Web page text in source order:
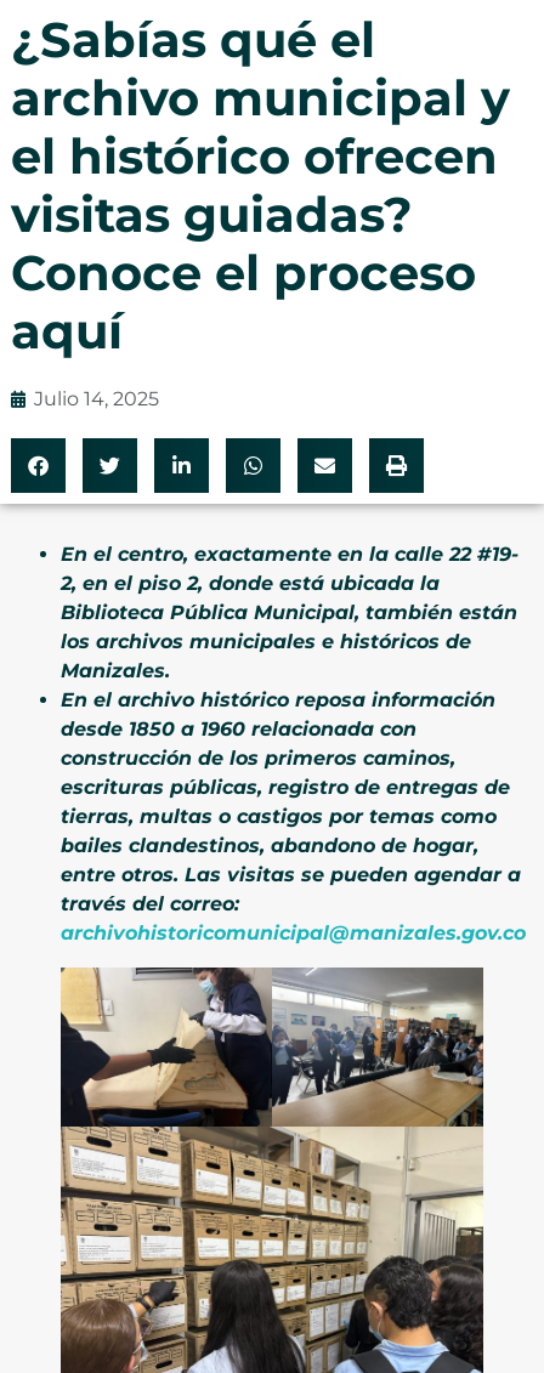
¿Sabías qué el
archivo municipal y
el histórico ofrecen
visitas guiadas?
Conoce el proceso
aquí
Julio 14, 2025
En el centro, exactamente en la calle 22 #19-
2, en el piso 2, donde está ubicada la
Biblioteca Pública Municipal, también están
los archivos municipales e históricos de
Manizales.
En el archivo histórico reposa información
desde 1850 a 1960 relacionada con
construcción de los primeros caminos,
escrituras públicas, registro de entregas de
tierras, multas o castigos por temas como
bailes clandestinos, abandono de hogar,
entre otros. Las visitas se pueden agendar a
través del correo:
archivohistoricomunicipal@manizales.gov.co